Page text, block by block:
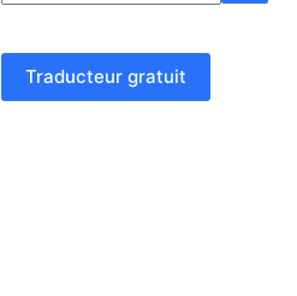
Traducteur gratuit